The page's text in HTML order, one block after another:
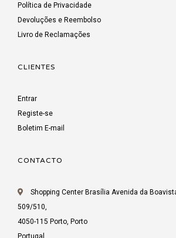
Política de Privacidade
Devoluções e Reembolso
Livro de Reclamações
CLIENTES
Entrar
Registe-se
Boletim E-mail
CONTACTO
Shopping Center Brasília Avenida da
509/510,
4050-115 Porto, Porto
Portugal